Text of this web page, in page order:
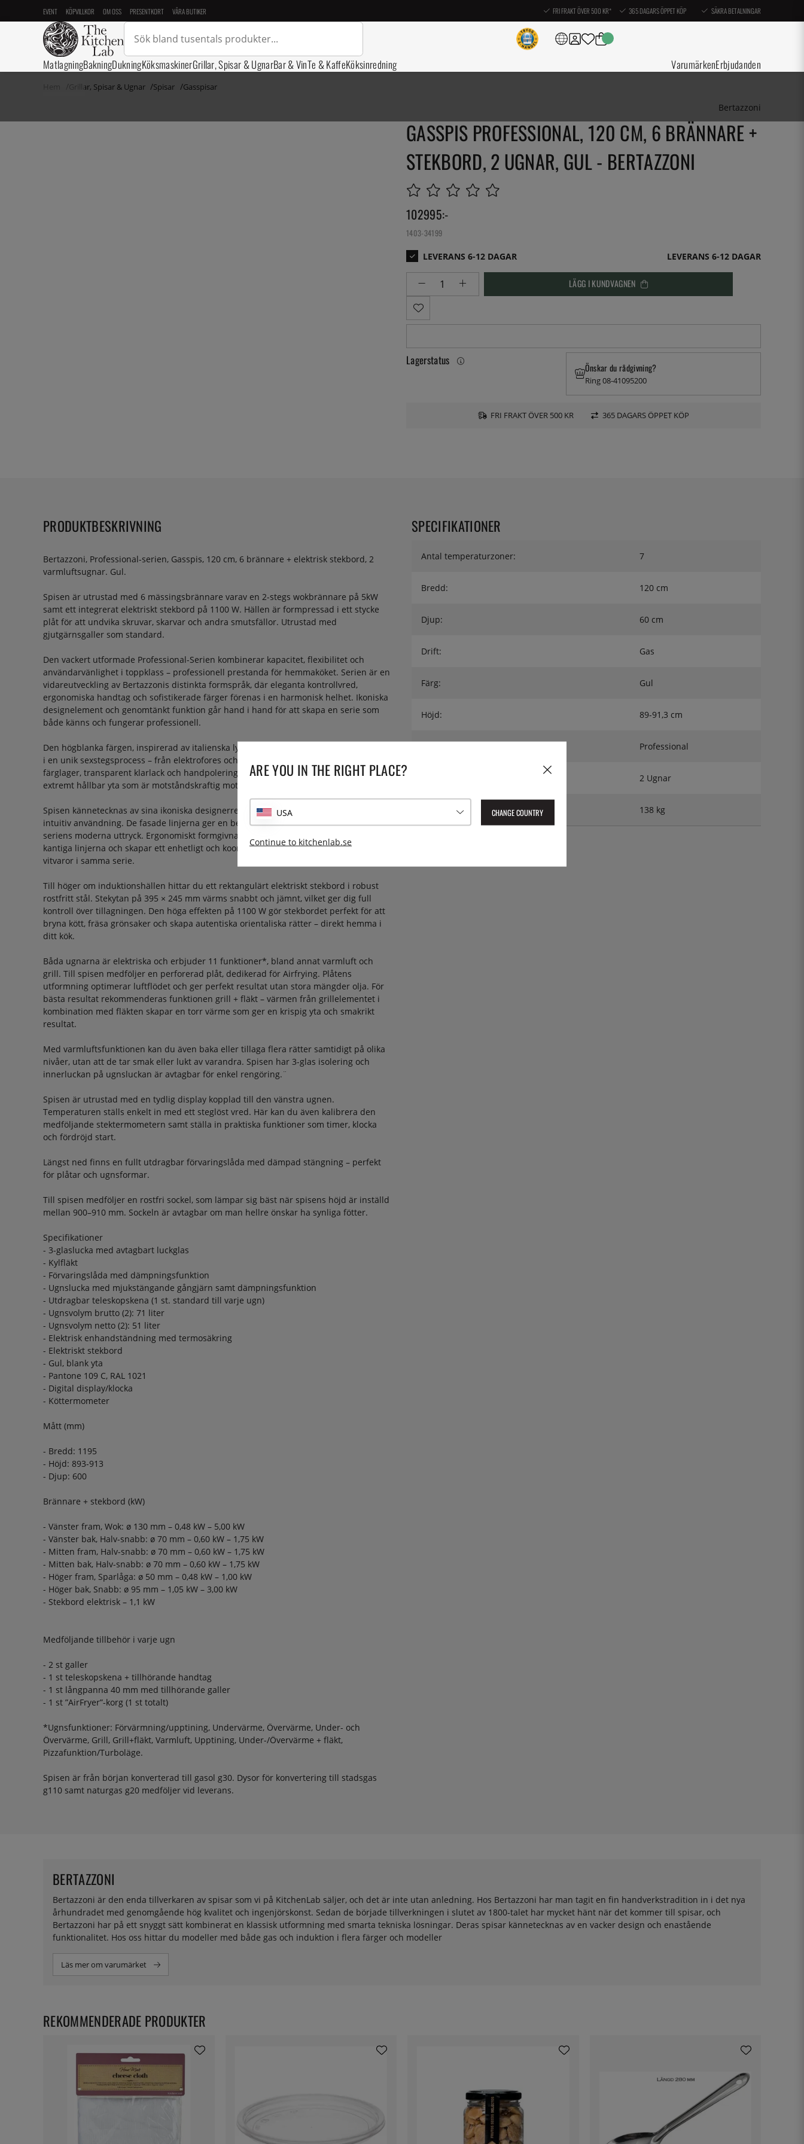
EVENT KÖPVILLKOR OM OSS PRESENTKORT VÅRA BUTIKER FRI FRAKT ÖVER 500 KR* 365 DAGARS ÖPPET KÖP SÄKRA BETALNINGAR
MatlagningBakningDukningKöksmaskinerGrillar, Spisar & UgnarBar & VinTe & KaffeKöksinredning VarumärkenErbjudanden
Grillar, Spisar & Ugnar Spisar Gasspisar
Bertazzoni
GASSPIS PROFESSIONAL, 120 CM, 6 BRÄNNARE +
STEKBORD, 2 UGNAR, GUL - BERTAZZONI
102995:-
1403-34199
LEVERANS 6-12 DAGAR
LÄGG I KUNDVAGNEN
Lagerstatus
Önskar du rådgivning?
Ring 08-41095200
FRI FRAKT ÖVER 500 KR 365 DAGARS ÖPPET KÖP
PRODUKTBESKRIVNING
Bertazzoni, Professional-serien, Gasspis, 120 cm, 6 brännare + elektrisk stekbord, 2
varmluftsugnar. Gul.
Spisen är utrustad med 6 mässingsbrännare varav en 2-stegs wokbrännare på 5kW
samt ett integrerat elektriskt stekbord på 1100 W. Hällen är formpressad i ett stycke
plåt för att undvika skruvar, skarvar och andra smutsfällor. Utrustad med
gjutgärnsgaller som standard.
Den vackert utformade Professional-Serien kombinerar kapacitet, flexibilitet och
användarvänlighet i toppklass – professionell prestanda för hemmaköket. Serien är en
vidareutveckling av Bertazzonis distinkta formspråk, där eleganta kontrollvred,
ergonomiska handtag och sofistikerade färger förenas i en harmonisk helhet. Ikoniska
designelement och genomtänkt funktion går hand i hand för att skapa en serie som
både känns och fungerar professionell.
Den högblanka färgen, inspirerad av italienska lyxsportbilar, appliceras på rostfritt stål
i en unik sexstegsprocess – från elektrofores och noggrann slipning till dubbla
färglager, transparent klarlack och handpolering. Resultatet är en djup glans och en
extremt hållbar yta som är motståndskraftig mot fläckar och blekning.
Spisen kännetecknas av sina ikoniska designerreglage, ergonomiskt utformade för
intuitiv användning. De fasade linjerna ger en behaglig taktil upplevelse och förstärker
seriens moderna uttryck. Ergonomiskt formgivna handtag speglar de karakteristiska,
kantiga linjerna och skapar ett enhetligt och koordinerat utseende ihop med övriga
vitvaror i samma serie.
Till höger om induktionshällen hittar du ett rektangulärt elektriskt stekbord i robust
rostfritt stål. Stekytan på 395 × 245 mm värms snabbt och jämnt, vilket ger dig full
kontroll över tillagningen. Den höga effekten på 1100 W gör stekbordet perfekt för att
bryna kött, fräsa grönsaker och skapa autentiska orientaliska rätter – direkt hemma i
ditt kök.
Båda ugnarna är elektriska och erbjuder 11 funktioner*, bland annat varmluft och
grill. Till spisen medföljer en perforerad plåt, dedikerad för Airfrying. Plåtens
utformning optimerar luftflödet och ger perfekt resultat utan stora mängder olja. För
bästa resultat rekommenderas funktionen grill + fläkt – värmen från grillelementet i
kombination med fläkten skapar en torr värme som ger en krispig yta och smakrikt
resultat.
Med varmluftsfunktionen kan du även baka eller tillaga flera rätter samtidigt på olika
nivåer, utan att de tar smak eller lukt av varandra. Spisen har 3-glas isolering och
innerluckan på ugnsluckan är avtagbar för enkel rengöring.¨
Spisen är utrustad med en tydlig display kopplad till den vänstra ugnen.
Temperaturen ställs enkelt in med ett steglöst vred. Här kan du även kalibrera den
medföljande stektermometern samt ställa in praktiska funktioner som timer, klocka
och fördröjd start.
Längst ned finns en fullt utdragbar förvaringslåda med dämpad stängning – perfekt
för plåtar och ugnsformar.
Till spisen medföljer en rostfri sockel, som lämpar sig bäst när spisens höjd är inställd
mellan 900–910 mm. Sockeln är avtagbar om man hellre önskar ha synliga fötter.
Specifikationer
- 3-glaslucka med avtagbart luckglas
- Kylfläkt
- Förvaringslåda med dämpningsfunktion
- Ugnslucka med mjukstängande gångjärn samt dämpningsfunktion
- Utdragbar teleskopskena (1 st. standard till varje ugn)
- Ugnsvolym brutto (2): 71 liter
- Ugnsvolym netto (2): 51 liter
- Elektrisk enhandständning med termosäkring
- Elektriskt stekbord
- Gul, blank yta
- Pantone 109 C, RAL 1021
- Digital display/klocka
- Köttermometer
Mått (mm)
- Bredd: 1195
- Höjd: 893-913
- Djup: 600
Brännare + stekbord (kW)
- Vänster fram, Wok: ø 130 mm – 0,48 kW – 5,00 kW
- Vänster bak, Halv-snabb: ø 70 mm – 0,60 kW – 1,75 kW
- Mitten fram, Halv-snabb: ø 70 mm – 0,60 kW – 1,75 kW
- Mitten bak, Halv-snabb: ø 70 mm – 0,60 kW – 1,75 kW
- Höger fram, Sparlåga: ø 50 mm – 0,48 kW – 1,00 kW
- Höger bak, Snabb: ø 95 mm – 1,05 kW – 3,00 kW
- Stekbord elektrisk – 1,1 kW
Medföljande tillbehör i varje ugn
- 2 st galler
- 1 st teleskopskena + tillhörande handtag
- 1 st långpanna 40 mm med tillhörande galler
- 1 st ”AirFryer”-korg (1 st totalt)
*Ugnsfunktioner: Förvärmning/upptining, Undervärme, Övervärme, Under- och
Övervärme, Grill, Grill+fläkt, Varmluft, Upptining, Under-/Övervärme + fläkt,
Pizzafunktion/Turboläge.
Spisen är från början konverterad till gasol g30. Dysor för konvertering till stadsgas
g110 samt naturgas g20 medföljer vid leverans.
SPECIFIKATIONER
Antal temperaturzoner: 7
Bredd: 120 cm
Djup: 60 cm
Drift: Gas
Färg: Gul
Höjd: 89-91,3 cm
Professional
2 Ugnar
138 kg
Bertazzoni är den enda tillverkaren av spisar som vi på KitchenLab säljer, och det är inte utan anledning. Hos Bertazzoni har man tagit en fin handverkstradition in i det nya
århundradet med genomgående hög kvalitet och ingenjörskonst. Sedan de började tillverkningen i slutet av 1800-talet har mycket hänt när det kommer till spisar, och
Bertazzoni har på ett snyggt sätt kombinerat en klassisk utformning med smarta tekniska lösningar. Deras spisar kännetecknas av en vacker design och enastående
funktionalitet. Hos oss hittar du modeller med både gas och induktion i flera färger och modeller
BERTAZZONI
Läs mer om varumärket
REKOMMENDERADE PRODUKTER
ARE YOU IN THE RIGHT PLACE?
USA CHANGE COUNTRY
Continue to kitchenlab.se